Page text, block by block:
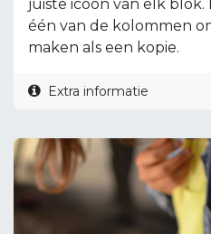
juiste icoon van elk
één van de kolommen
maken als een kopie.
Extra informatie